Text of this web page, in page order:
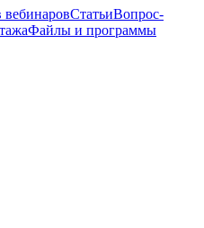
СтатьиВопрос-
Файлы и программы